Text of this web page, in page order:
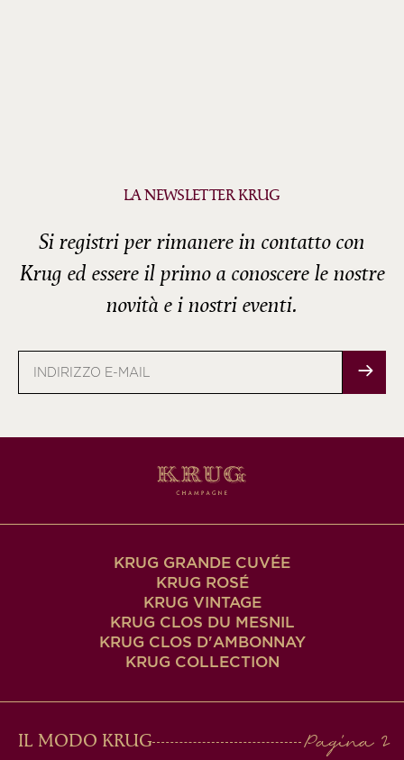
LA NEWSLETTER KRUG
Si registri per rimanere in contatto con
Krug ed essere il primo a conoscere le nostre
novità e i nostri eventi.
KRUG GRANDE CUVÉE
KRUG ROSÉ
KRUG VINTAGE
KRUG CLOS DU MESNIL
KRUG CLOS D'AMBONNAY
KRUG COLLECTION
MAIN
IL MODO KRUG